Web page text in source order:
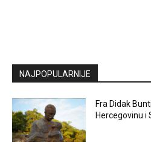
NAJPOPULARNIJE
Fra Didak
Hercegovinu i